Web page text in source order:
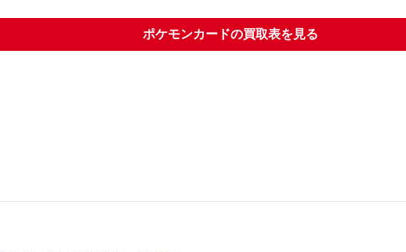
ポケモンカードの買取表を見る